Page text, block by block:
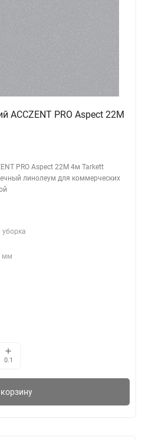
ACCZENT PRO Aspect 22M
PRO Aspect 22M 4м Tarkett
линолеум для коммерческих
мм
0.1